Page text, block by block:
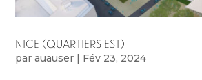
NICE (QUARTIERS EST)
parauauser | Fév 23, 2024